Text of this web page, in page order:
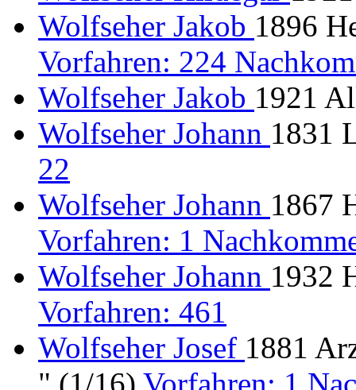
Wolfseher Jakob 1896
Vorfahren: 224
Wolfseher Jakob 1921
Wolfseher Johann 1831
22
Wolfseher Johann 1867
Vorfahren: 1
Wolfseher Johann 1932
Vorfahren: 461
Wolfseher Josef 1881
" (1/16) Vorfahren: 1